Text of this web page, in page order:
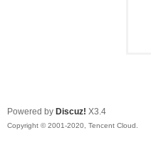
Powered by Discuz! X3.4
Copyright © 2001-2020, Tencent Cloud.